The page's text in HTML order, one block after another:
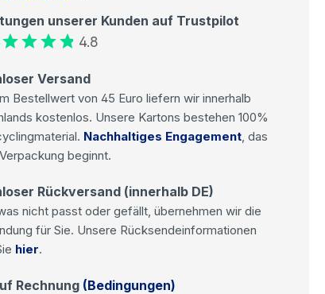
unserer Kunden auf Trustpilot
4.8
Versand
Bestellwert von 45 Euro liefern wir innerhalb
kostenlos. Unsere Kartons bestehen 100%
Nachhaltiges Engagement, das
beginnt.
Rückversand (innerhalb DE)
nicht passt oder gefällt, übernehmen wir die
für Sie. Unsere Rücksendeinformationen
hier.
Rechnung (Bedingungen)